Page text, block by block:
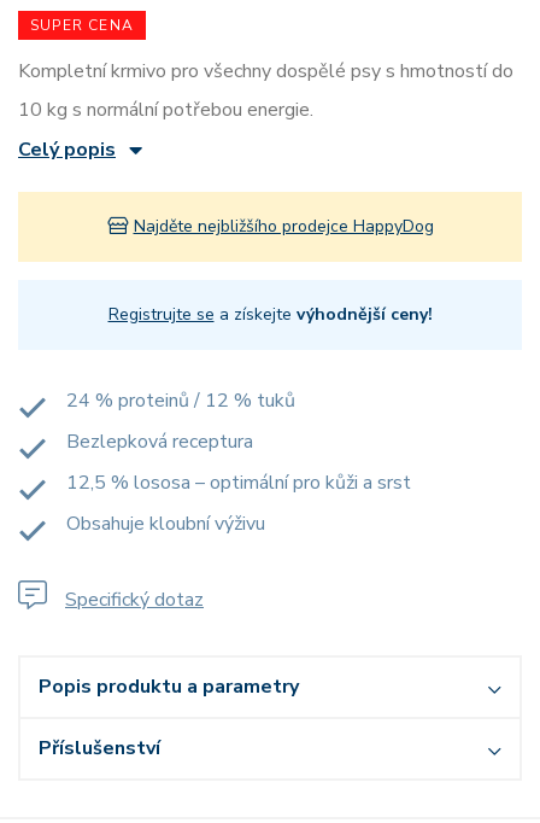
SUPER CENA
Kompletní krmivo pro všechny dospělé psy s hmotností do
10 kg s normální potřebou energie.
Celý popis
Najděte nejbližšího prodejce HappyDog
Registrujte se a získejte výhodnější ceny!
24 % proteinů / 12 % tuků
Bezlepková receptura
12,5 % lososa – optimální pro kůži a srst
Obsahuje kloubní výživu
Specifický dotaz
Popis produktu a parametry
Příslušenství